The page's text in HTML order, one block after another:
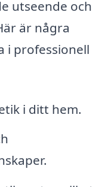
utseende och
är några
i professionell
i ditt hem.